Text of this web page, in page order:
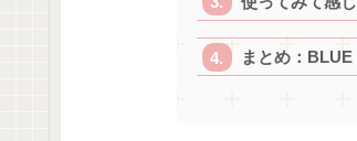
まとめ：BLUE